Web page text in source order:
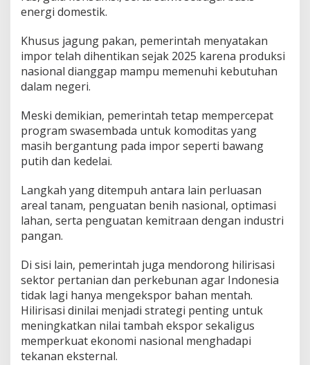
energi domestik.
Khusus jagung pakan, pemerintah menyatakan
impor telah dihentikan sejak 2025 karena produksi
nasional dianggap mampu memenuhi kebutuhan
dalam negeri.
Meski demikian, pemerintah tetap mempercepat
program swasembada untuk komoditas yang
masih bergantung pada impor seperti bawang
putih dan kedelai.
Langkah yang ditempuh antara lain perluasan
areal tanam, penguatan benih nasional, optimasi
lahan, serta penguatan kemitraan dengan industri
pangan.
Di sisi lain, pemerintah juga mendorong hilirisasi
sektor pertanian dan perkebunan agar Indonesia
tidak lagi hanya mengekspor bahan mentah.
Hilirisasi dinilai menjadi strategi penting untuk
meningkatkan nilai tambah ekspor sekaligus
memperkuat ekonomi nasional menghadapi
tekanan eksternal.